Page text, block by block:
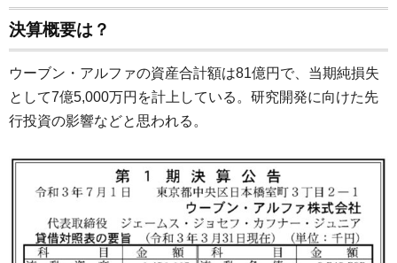
決算概要は？
ウーブン・アルファの資産合計額は81億円で、当期純損失
として7億5,000万円を計上している。研究開発に向けた先
行投資の影響などと思われる。